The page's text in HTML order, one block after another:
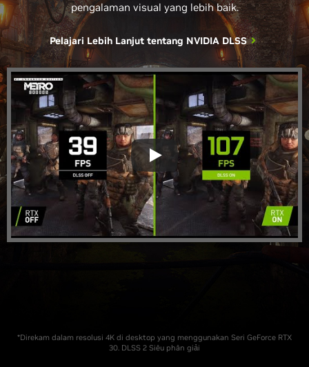
pengalaman visual yang lebih baik.
Pelajari Lebih Lanjut tentang NVIDIA DLSS
*Direkam dalam resolusi 4K di desktop yang menggunakan Seri GeForce RTX
30. DLSS 2 Siêu phân giải